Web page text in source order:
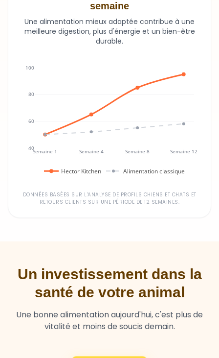
semaine
Une alimentation mieux adaptée contribue à une
meilleure digestion, plus d'énergie et un bien-être
durable.
Semaine 1 Semaine 4 Semaine 8 Semaine 12
40
60
80
100
Hector Kitchen Alimentation classique
DONNÉES BASÉES SUR L'ANALYSE DE PROFILS CHIENS ET CHATS ET
RETOURS CLIENTS SUR UNE PÉRIODE DE 12 SEMAINES.
Un investissement dans la
santé de votre animal
Une bonne alimentation aujourd'hui, c'est plus de
vitalité et moins de soucis demain.